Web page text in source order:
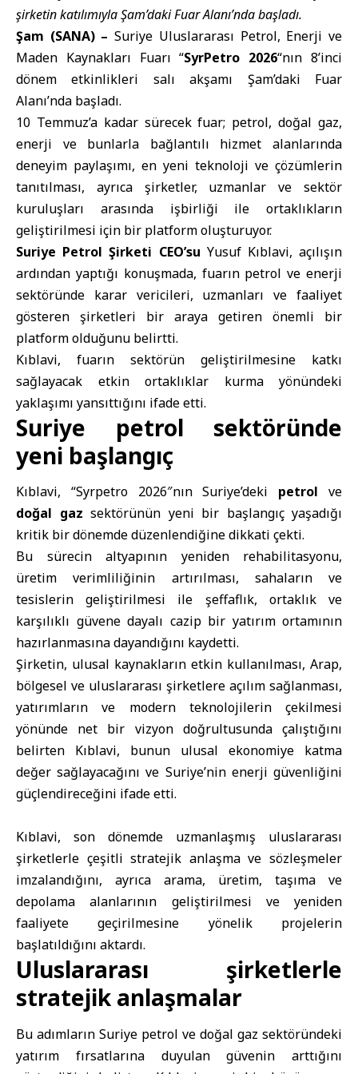
şirketin katılımıyla Şam’daki Fuar Alanı’nda başladı.
Şam (SANA) – Suriye Uluslararası Petrol, Enerji ve
Maden Kaynakları Fuarı “SyrPetro 2026“nın 8’inci
dönem etkinlikleri salı akşamı Şam’daki Fuar
Alanı’nda başladı.
10 Temmuz’a kadar sürecek fuar; petrol, doğal gaz,
enerji ve bunlarla bağlantılı hizmet alanlarında
deneyim paylaşımı, en yeni teknoloji ve çözümlerin
tanıtılması, ayrıca şirketler, uzmanlar ve sektör
kuruluşları arasında işbirliği ile ortaklıkların
geliştirilmesi için bir platform oluşturuyor.
Suriye Petrol Şirketi CEO’su Yusuf Kıblavi, açılışın
ardından yaptığı konuşmada, fuarın petrol ve enerji
sektöründe karar vericileri, uzmanları ve faaliyet
gösteren şirketleri bir araya getiren önemli bir
platform olduğunu belirtti.
Kıblavi, fuarın sektörün geliştirilmesine katkı
sağlayacak etkin ortaklıklar kurma yönündeki
yaklaşımı yansıttığını ifade etti.
Suriye petrol sektöründe
yeni başlangıç
Kıblavi, “Syrpetro 2026″nın Suriye’deki petrol ve
doğal gaz sektörünün yeni bir başlangıç yaşadığı
kritik bir dönemde düzenlendiğine dikkati çekti.
Bu sürecin altyapının yeniden rehabilitasyonu,
üretim verimliliğinin artırılması, sahaların ve
tesislerin geliştirilmesi ile şeffaflık, ortaklık ve
karşılıklı güvene dayalı cazip bir yatırım ortamının
hazırlanmasına dayandığını kaydetti.
Şirketin, ulusal kaynakların etkin kullanılması, Arap,
bölgesel ve uluslararası şirketlere açılım sağlanması,
yatırımların ve modern teknolojilerin çekilmesi
yönünde net bir vizyon doğrultusunda çalıştığını
belirten Kıblavi, bunun ulusal ekonomiye katma
değer sağlayacağını ve Suriye’nin enerji güvenliğini
güçlendireceğini ifade etti.
Kıblavi, son dönemde uzmanlaşmış uluslararası
şirketlerle çeşitli stratejik anlaşma ve sözleşmeler
imzalandığını, ayrıca arama, üretim, taşıma ve
depolama alanlarının geliştirilmesi ve yeniden
faaliyete geçirilmesine yönelik projelerin
başlatıldığını aktardı.
Uluslararası şirketlerle
stratejik anlaşmalar
Bu adımların Suriye petrol ve doğal gaz sektöründeki
yatırım fırsatlarına duyulan güvenin arttığını